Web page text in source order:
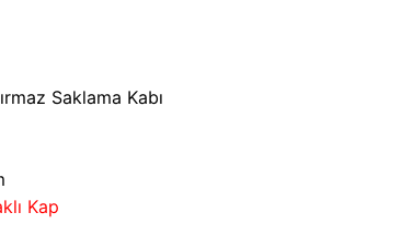
Saklama Kabı
Kap